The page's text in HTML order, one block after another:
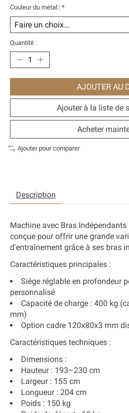
Couleur du métal:: *
Quantité :
AJOUTER AU
Ajouter à la liste de
Acheter
Ajouter pour comparer
Description
Machine avec Bras Indépendants
conçue pour offrir une grande
d'entraînement grâce à ses bras
Caractéristiques principales :
Siège réglable en profondeur
personnalisé
Capacité de charge : 400 kg
mm)
Option cadre 120x80x3 mm
Caractéristiques techniques :
Dimensions :
Hauteur : 193–230 cm
Largeur : 155 cm
Longueur : 204 cm
Poids : 150 kg